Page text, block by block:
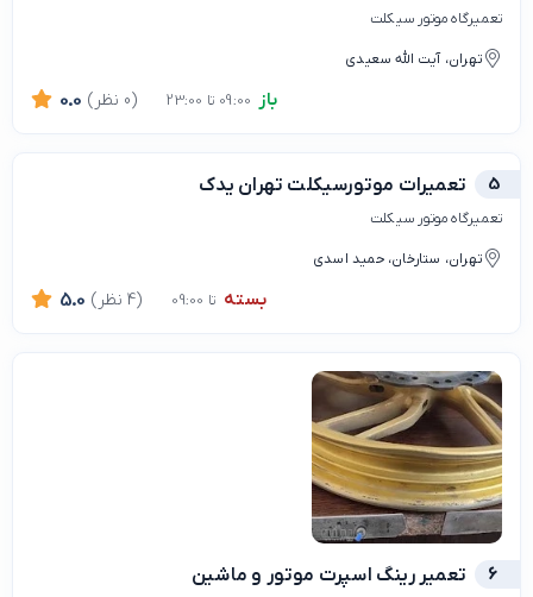
تعمیرگاه موتور سیکلت
تهران، آیت الله سعیدی
باز 0.0 (0 نظر)
5 تعمیرات موتورسیکلت تهران یدک
تعمیرگاه موتور سیکلت
تهران، ستارخان، حمید اسدی
بسته تا 09:00 5.0 (4 نظر)
6 تعمیر رینگ اسپرت موتور و ماشین